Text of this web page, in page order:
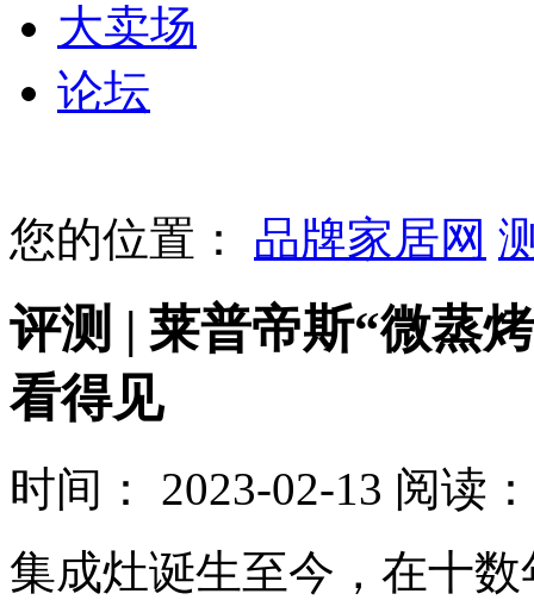
大卖场
论坛
您的位置： 品牌家居网
评测 | 莱普帝斯“微蒸
看得见
时间： 2023-02-13 阅读
集成灶诞生至今，在十